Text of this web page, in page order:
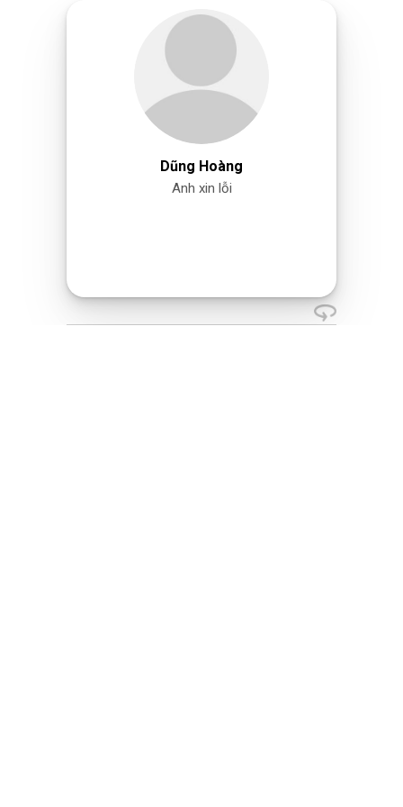
Dũng Hoàng
Anh xin lỗi